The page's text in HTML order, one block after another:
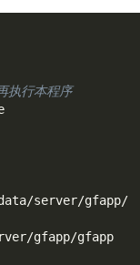
执行本程序
server/gfapp/
gfapp/gfapp